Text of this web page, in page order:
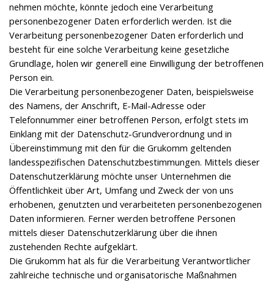
nehmen möchte, könnte jedoch eine Verarbeitung
personenbezogener Daten erforderlich werden. Ist die
Verarbeitung personenbezogener Daten erforderlich und
besteht für eine solche Verarbeitung keine gesetzliche
Grundlage, holen wir generell eine Einwilligung der betroffenen
Person ein.
Die Verarbeitung personenbezogener Daten, beispielsweise
des Namens, der Anschrift, E-Mail-Adresse oder
Telefonnummer einer betroffenen Person, erfolgt stets im
Einklang mit der Datenschutz-Grundverordnung und in
Übereinstimmung mit den für die Grukomm geltenden
landesspezifischen Datenschutzbestimmungen. Mittels dieser
Datenschutzerklärung möchte unser Unternehmen die
Öffentlichkeit über Art, Umfang und Zweck der von uns
erhobenen, genutzten und verarbeiteten personenbezogenen
Daten informieren. Ferner werden betroffene Personen
mittels dieser Datenschutzerklärung über die ihnen
zustehenden Rechte aufgeklärt.
Die Grukomm hat als für die Verarbeitung Verantwortlicher
zahlreiche technische und organisatorische Maßnahmen